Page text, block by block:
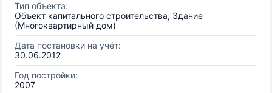
Тип объекта:
Объект капитального строительства, Здание
(Многоквартирный дом)
Дата постановки на учёт:
30.06.2012
Год постройки:
2007